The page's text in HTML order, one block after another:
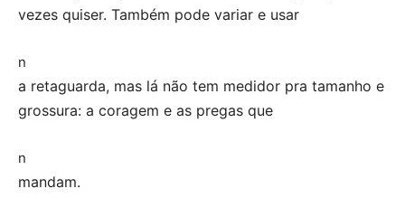
vezes quiser. Também pode variar e usar
n
a retaguarda, mas lá não tem medidor pra tamanho e
grossura: a coragem e as pregas que
n
mandam.